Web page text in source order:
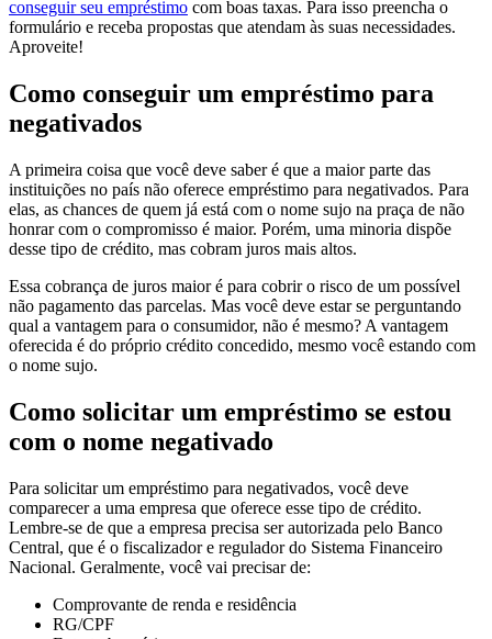
conseguir seu empréstimo com boas taxas. Para isso preencha o
formulário e receba propostas que atendam às suas necessidades.
Aproveite!
Como conseguir um empréstimo para
negativados
A primeira coisa que você deve saber é que a maior parte das
instituições no país não oferece empréstimo para negativados. Para
elas, as chances de quem já está com o nome sujo na praça de não
honrar com o compromisso é maior. Porém, uma minoria dispõe
desse tipo de crédito, mas cobram juros mais altos.
Essa cobrança de juros maior é para cobrir o risco de um possível
não pagamento das parcelas. Mas você deve estar se perguntando
qual a vantagem para o consumidor, não é mesmo? A vantagem
oferecida é do próprio crédito concedido, mesmo você estando com
o nome sujo.
Como solicitar um empréstimo se estou
com o nome negativado
Para solicitar um empréstimo para negativados, você deve
comparecer a uma empresa que oferece esse tipo de crédito.
Lembre-se de que a empresa precisa ser autorizada pelo Banco
Central, que é o fiscalizador e regulador do Sistema Financeiro
Nacional. Geralmente, você vai precisar de:
Comprovante de renda e residência
RG/CPF